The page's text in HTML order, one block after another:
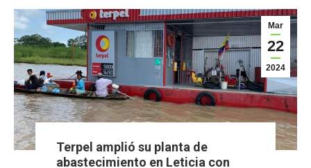
Mar
22
2024
Terpel amplió su planta de
abastecimiento en Leticia con